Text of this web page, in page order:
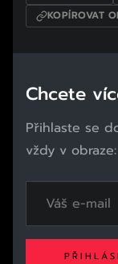
KOPÍROVAT
Chcete
Přihlaste se
vždy v obraze: